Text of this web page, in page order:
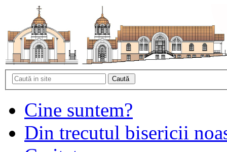
Cine suntem?
Din trecutul bisericii